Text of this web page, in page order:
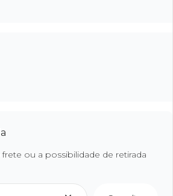
ou a possibilidade de retirada